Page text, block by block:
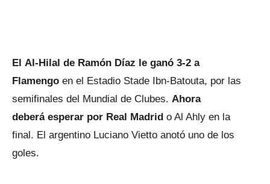
El Al-Hilal de Ramón Díaz le ganó 3-2 a
Flamengo en el Estadio Stade Ibn-Batouta, por las
semifinales del Mundial de Clubes. Ahora
deberá esperar por Real Madrid o Al Ahly en la
final. El argentino Luciano Vietto anotó uno de los
goles.